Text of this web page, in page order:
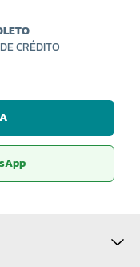
CRÉDITO